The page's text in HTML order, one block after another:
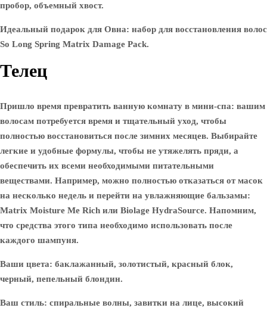
пробор, объемный хвост.
Идеальный подарок для Овна: набор для восстановления волос
So Long Spring Matrix Damage Pack.
Телец
Пришло время превратить ванную комнату в мини-спа: вашим
волосам потребуется время и тщательный уход, чтобы
полностью восстановиться после зимних месяцев. Выбирайте
легкие и удобные формулы, чтобы не утяжелять пряди, а
обеспечить их всеми необходимыми питательными
веществами. Например, можно полностью отказаться от масок
на несколько недель и перейти на увлажняющие бальзамы:
Matrix Moisture Me Rich или Biolage HydraSource. Напомним,
что средства этого типа необходимо использовать после
каждого шампуня.
Ваши цвета: баклажанный, золотистый, красный блок,
черный, пепельный блондин.
Ваш стиль: спиральные волны, завитки на лице, высокий